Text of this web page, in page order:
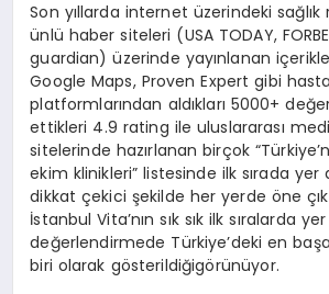
Son yıllarda internet üzerindeki
ünlü haber siteleri (USA TODAY,
guardian) üzerinde yayınlanan
Google Maps, Proven Expert gibi
platformlarından aldıkları 5000+
ettikleri 4.9 rating ile uluslararası
sitelerinde hazırlanan birçok
ekim klinikleri” listesinde ilk sırada
dikkat çekici şekilde her yerde öne
İstanbul Vita’nın sık sık ilk sıralarda
değerlendirmede Türkiye’deki en
biri olarak gösterildiğigörünüyor.